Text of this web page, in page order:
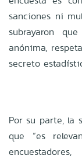
sanciones ni
subrayaron
anónima,
secreto
Por su parte, la
que “es